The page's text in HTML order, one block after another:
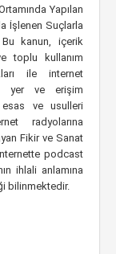
Yapılan
İşlenen Suçlarla
Bu kanun, içerik
toplu kullanım
ile internet
yer ve erişim
esas ve usulleri
radyolarına
Fikir ve Sanat
podcast
ihlali anlamına
bilinmektedir.